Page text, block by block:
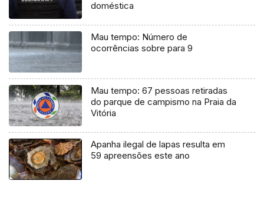
doméstica
Mau tempo: Número de
ocorrências sobre para 9
Mau tempo: 67 pessoas retiradas
do parque de campismo na Praia da
Vitória
Apanha ilegal de lapas resulta em
59 apreensões este ano